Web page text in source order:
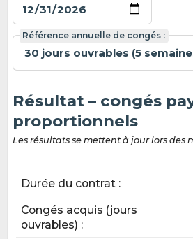
Référence annuelle de congés :
Résultat – congés
proportionnels
Les résultats se mettent à jour lors des
Durée du contrat :
Congés acquis (jours
ouvrables) :